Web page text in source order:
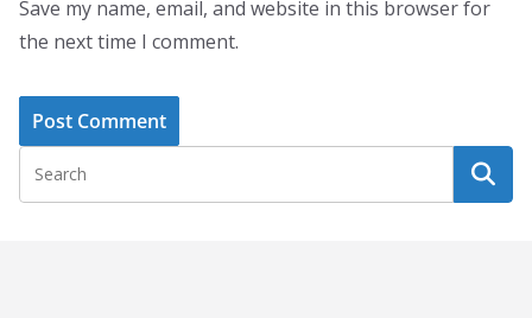
Save my name, email, and website in this browser for
the next time I comment.